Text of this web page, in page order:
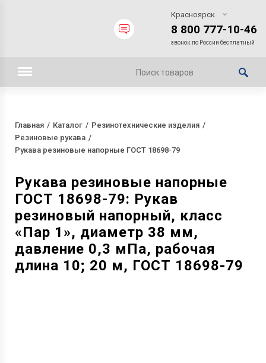
Красноярск
8 800 777-10-46
звонок по России бесплатный
Главная Каталог
Резинотехнические изделия
Резиновые рукава
Рукава резиновые напорные ГОСТ 18698-79
Рукава резиновые напорные
ГОСТ 18698-79: Рукав
резиновый напорный, класс
«Пар 1», диаметр 38 мм,
давление 0,3 мПа, рабочая
длина 10; 20 м, ГОСТ 18698-79